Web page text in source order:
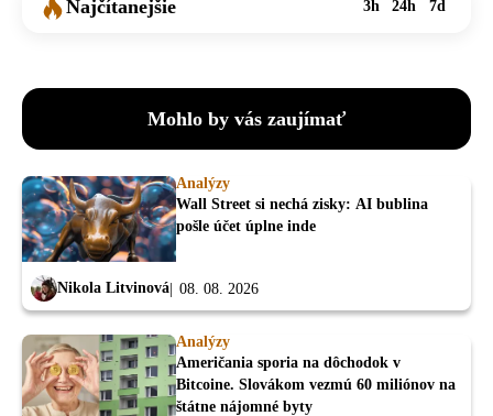
Najčítanejšie 3h 24h 7d
Mohlo by vás zaujímať
Analýzy
Wall Street si nechá zisky: AI bublina
pošle účet úplne inde
Nikola Litvinová 08. 08. 2026
Analýzy
Američania sporia na dôchodok v
Bitcoine. Slovákom vezmú 60 miliónov na
štátne nájomné byty